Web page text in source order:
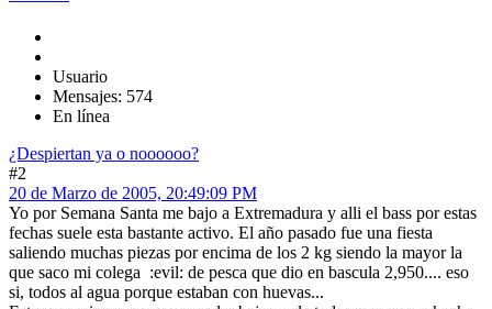
Usuario
Mensajes: 574
En línea
¿Despiertan ya o noooooo?
#2
20 de Marzo de 2005, 20:49:09 PM
Yo por Semana Santa me bajo a Extremadura y alli el bass por estas
fechas suele esta bastante activo. El año pasado fue una fiesta
saliendo muchas piezas por encima de los 2 kg siendo la mayor la
que saco mi colega :evil: de pesca que dio en bascula 2,950.... eso
si, todos al agua porque estaban con huevas...